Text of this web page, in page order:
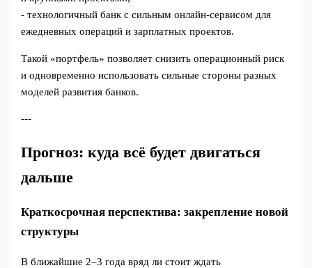
- технологичный банк с сильным онлайн‑сервисом для
ежедневных операций и зарплатных проектов.
Такой «портфель» позволяет снизить операционный риск
и одновременно использовать сильные стороны разных
моделей развития банков.
---
Прогноз: куда всё будет двигаться
дальше
Краткосрочная перспектива: закрепление новой
структуры
В ближайшие 2–3 года вряд ли стоит ждать